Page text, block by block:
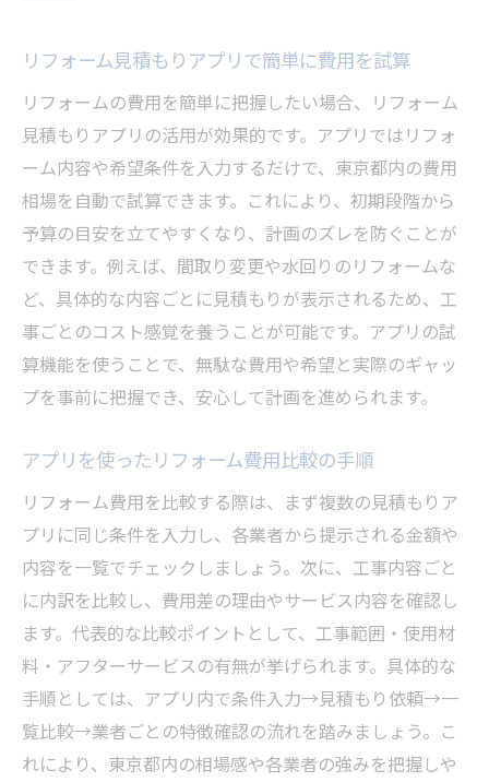
リフォーム見積もりアプリで簡単に費用を試算
リフォームの費用を簡単に把握したい場合、リフォーム
見積もりアプリの活用が効果的です。アプリではリフォ
ーム内容や希望条件を入力するだけで、東京都内の費用
相場を自動で試算できます。これにより、初期段階から
予算の目安を立てやすくなり、計画のズレを防ぐことが
できます。例えば、間取り変更や水回りのリフォームな
ど、具体的な内容ごとに見積もりが表示されるため、工
事ごとのコスト感覚を養うことが可能です。アプリの試
算機能を使うことで、無駄な費用や希望と実際のギャッ
プを事前に把握でき、安心して計画を進められます。
アプリを使ったリフォーム費用比較の手順
リフォーム費用を比較する際は、まず複数の見積もりア
プリに同じ条件を入力し、各業者から提示される金額や
内容を一覧でチェックしましょう。次に、工事内容ごと
に内訳を比較し、費用差の理由やサービス内容を確認し
ます。代表的な比較ポイントとして、工事範囲・使用材
料・アフターサービスの有無が挙げられます。具体的な
手順としては、アプリ内で条件入力→見積もり依頼→一
覧比較→業者ごとの特徴確認の流れを踏みましょう。こ
れにより、東京都内の相場感や各業者の強みを把握しや